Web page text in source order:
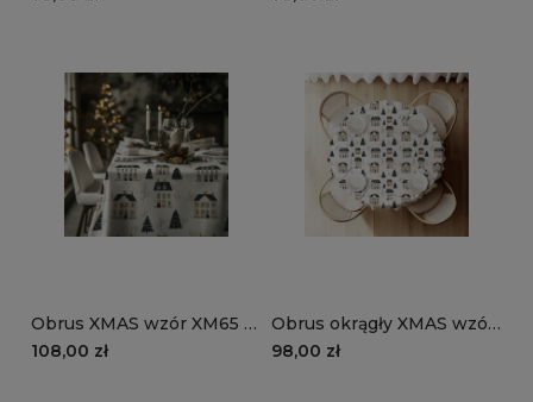
Obrus XMAS wzór XM65 |
Zimowe kamieniczki
108,00 zł
Obrus okrągły XMAS wzór
XM65 | Zimowe
98,00 zł